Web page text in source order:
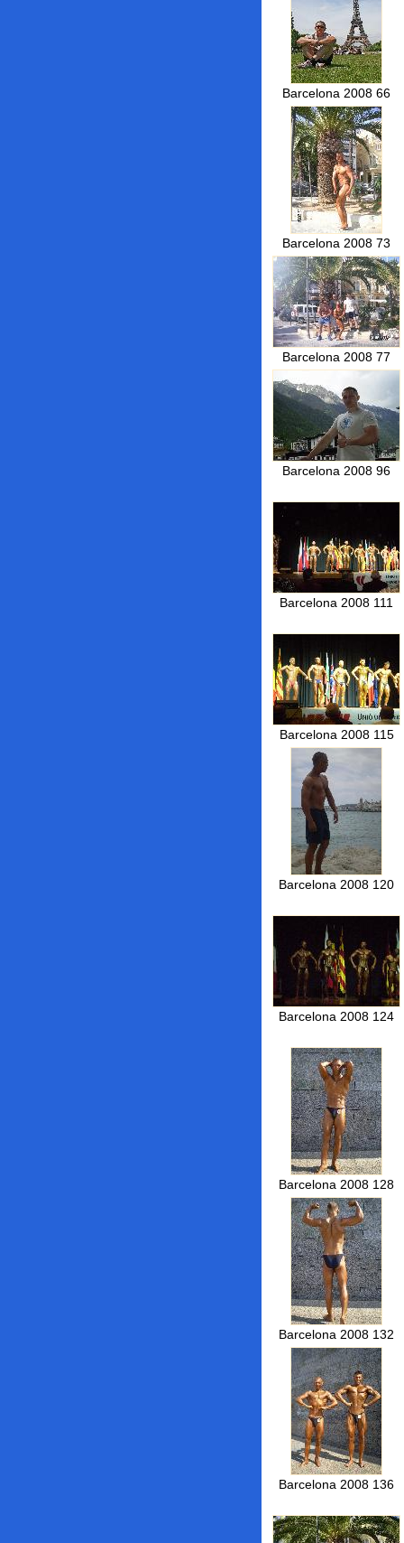
Barcelona 2008 66
Barcelona 2008 73
Barcelona 2008 77
Barcelona 2008 96
Barcelona 2008 111
Barcelona 2008 115
Barcelona 2008 120
Barcelona 2008 124
Barcelona 2008 128
Barcelona 2008 132
Barcelona 2008 136